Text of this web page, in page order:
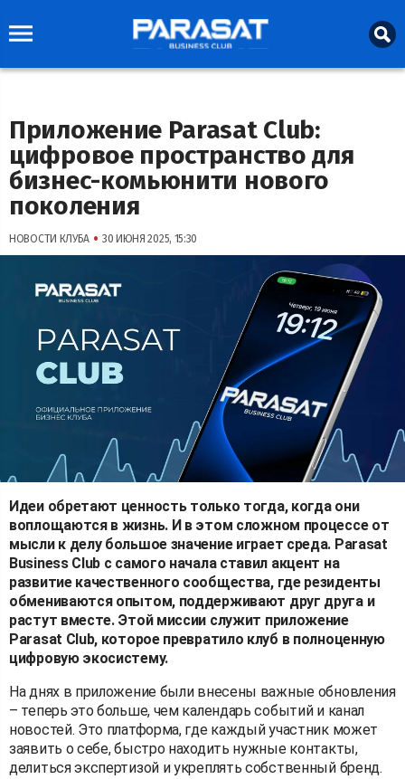
Приложение Parasat Club:
цифровое пространство для
бизнес-комьюнити нового
поколения
НОВОСТИ КЛУБА • 30 ИЮНЯ 2025, 15:30
Идеи обретают ценность только тогда, когда они
воплощаются в жизнь. И в этом сложном процессе от
мысли к делу большое значение играет среда. Parasat
Business Club с самого начала ставил акцент на
развитие качественного сообщества, где резиденты
обмениваются опытом, поддерживают друг друга и
растут вместе. Этой миссии служит приложение
Parasat Club, которое превратило клуб в полноценную
цифровую экосистему.
На днях в приложение были внесены важные обновления
– теперь это больше, чем календарь событий и канал
новостей. Это платформа, где каждый участник может
заявить о себе, быстро находить нужные контакты,
делиться экспертизой и укреплять собственный бренд.